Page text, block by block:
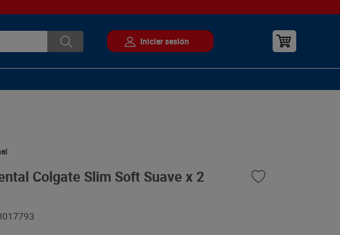
Colgate Slim Soft Suave x 2